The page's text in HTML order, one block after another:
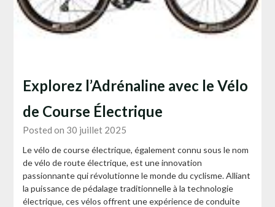
Explorez l’Adrénaline avec le Vélo
de Course Électrique
Posted on 30 juillet 2025
Le vélo de course électrique, également connu sous le nom
de vélo de route électrique, est une innovation
passionnante qui révolutionne le monde du cyclisme. Alliant
la puissance de pédalage traditionnelle à la technologie
électrique, ces vélos offrent une expérience de conduite